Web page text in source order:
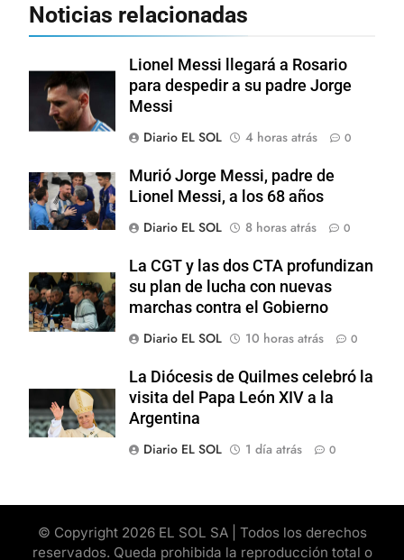
Noticias relacionadas
Lionel Messi llegará a Rosario
para despedir a su padre Jorge
Messi
Diario EL SOL
4 horas atrás 0
Murió Jorge Messi, padre de
Lionel Messi, a los 68 años
Diario EL SOL
8 horas atrás 0
La CGT y las dos CTA profundizan
su plan de lucha con nuevas
marchas contra el Gobierno
Diario EL SOL
10 horas atrás 0
La Diócesis de Quilmes celebró la
visita del Papa León XIV a la
Argentina
Diario EL SOL
1 día atrás 0
© Copyright 2026 EL SOL SA | Todos los derechos
reservados. Queda prohibida la reproducción total o